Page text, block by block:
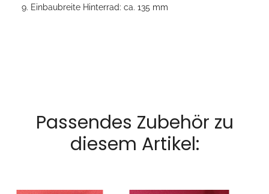
9. Einbaubreite Hinterrad: ca. 135 mm
Passendes Zubehör zu
diesem Artikel: